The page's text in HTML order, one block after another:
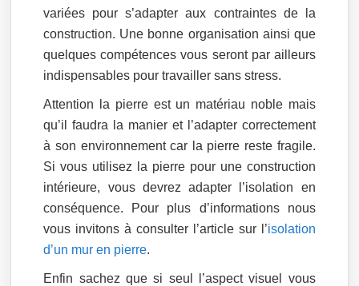
variées pour s’adapter aux contraintes de la
construction. Une bonne organisation ainsi que
quelques compétences vous seront par ailleurs
indispensables pour travailler sans stress.
Attention la pierre est un matériau noble mais
qu’il faudra la manier et l’adapter correctement
à son environnement car la pierre reste fragile.
Si vous utilisez la pierre pour une construction
intérieure, vous devrez adapter l’isolation en
conséquence. Pour plus d’informations nous
vous invitons à consulter l’article sur l’isolation
d’un mur en pierre.
Enfin sachez que si seul l’aspect visuel vous